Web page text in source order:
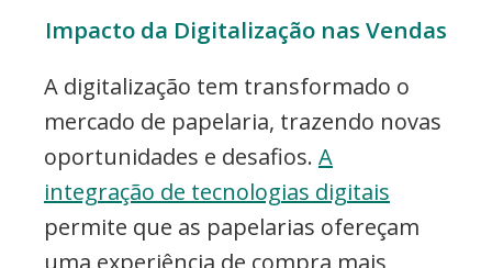
Impacto da Digitalização nas Vendas
A digitalização tem transformado o
mercado de papelaria, trazendo novas
oportunidades e desafios. A
integração de tecnologias digitais
permite que as papelarias ofereçam
uma experiência de compra mais